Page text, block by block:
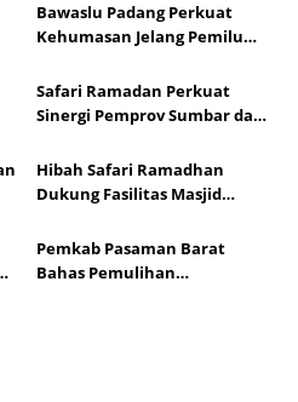
Bawaslu Padang Perkuat
Kehumasan Jelang Pemilu
Safari Ramadan Perkuat
Sinergi Pemprov Sumbar dan
Hibah Safari Ramadhan
Dukung Fasilitas Masjid
Pemkab Pasaman Barat
Bahas Pemulihan